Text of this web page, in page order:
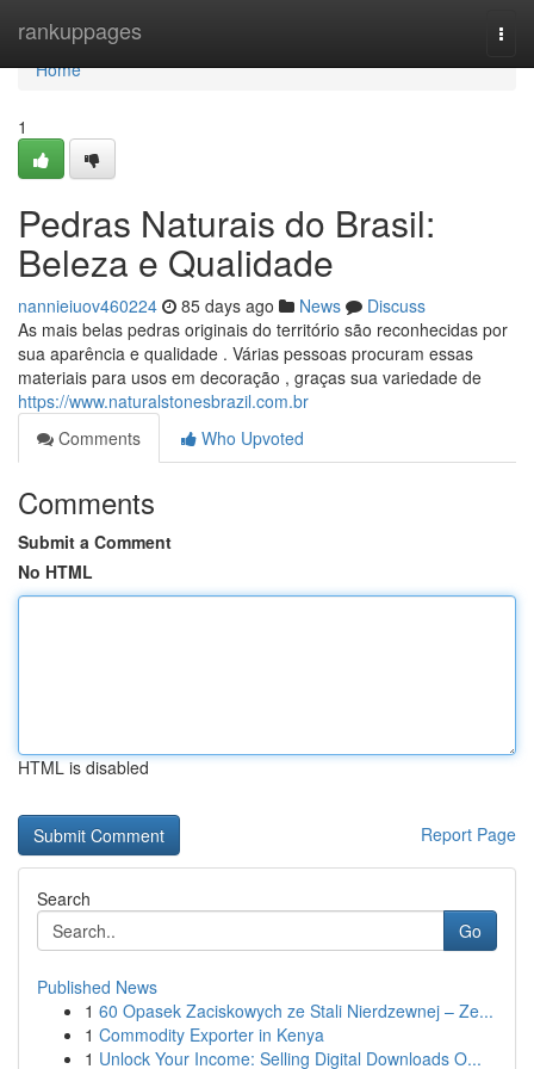
rankuppages
Home
Home
1
Pedras Naturais do Brasil:
Beleza e Qualidade
nannieiuov460224 85 days ago News
Discuss
As mais belas pedras originais do território são reconhecidas por
sua aparência e qualidade . Várias pessoas procuram essas
materiais para usos em decoração , graças sua variedade de
https://www.naturalstonesbrazil.com.br
Comments
Who Upvoted
Comments
Submit a Comment
No HTML
HTML is disabled
Report Page
Search
Go
Published News
1 60 Opasek Zaciskowych ze Stali Nierdzewnej – Ze...
1 Commodity Exporter in Kenya
1 Unlock Your Income: Selling Digital Downloads O...